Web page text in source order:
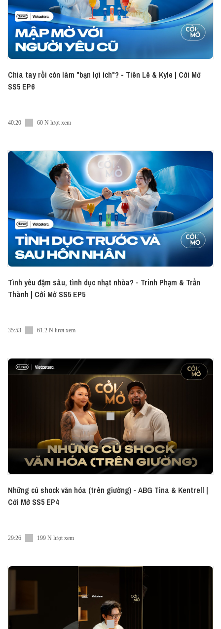
Chia tay rồi còn làm "bạn lợi ích"? - Tiên Lê & Kyle | Cởi Mở
SS5 EP6
40:20 60 N lượt xem
Tình yêu đậm sâu, tình dục nhạt nhòa? - Trinh Phạm & Trần
Thành | Cởi Mở SS5 EP5
35:53 61.2 N lượt xem
Những cú shock văn hóa (trên giường) - ABG Tina & Kentrell |
Cởi Mở SS5 EP4
29:26 199 N lượt xem